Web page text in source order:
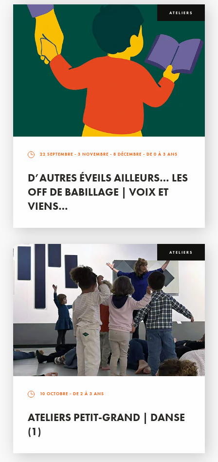
ATELIERS
22 SEPTEMBRE - 3 NOVEMBRE - 8 DÉCEMBRE - DE 0 À 3 ANS
D’AUTRES ÉVEILS AILLEURS… LES
OFF DE BABILLAGE | VOIX ET
VIENS…
ATELIERS
10 OCTOBRE - DE 2 À 3 ANS
ATELIERS PETIT-GRAND | DANSE
(1)